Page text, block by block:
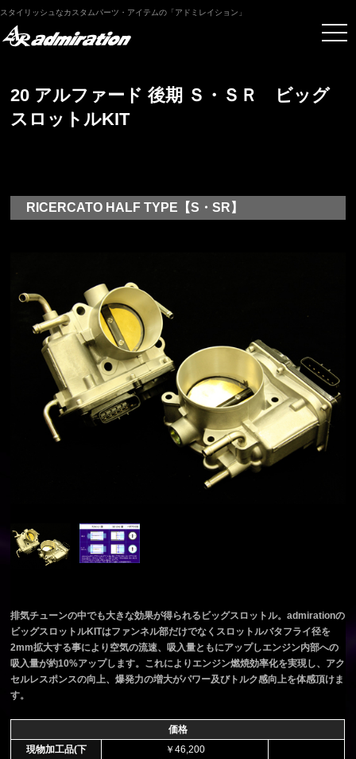
スタイリッシュなカスタムパーツ・アイテムの「アドミレイション」
20 アルファード 後期 Ｓ・ＳＲ ビッグ
スロットルKIT
RICERCATO HALF TYPE【S・SR】
排気チューンの中でも大きな効果が得られるビッグスロットル。admirationの
ビッグスロットルKITはファンネル部だけでなくスロットルバタフライ径を
2mm拡大する事により空気の流速、吸入量ともにアップしエンジン内部への
吸入量が約10%アップします。これによりエンジン燃焼効率化を実現し、アク
セルレスポンスの向上、爆発力の増大がパワー及びトルク感向上を体感頂けま
す。
価格
現物加工品(下
￥46,200